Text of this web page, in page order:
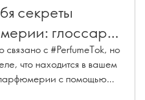
секреты
глоссарий
ароматов
связано с #PerfumeTok, но
что находится в вашем
с помощью